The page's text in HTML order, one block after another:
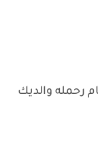
رحمله والديك